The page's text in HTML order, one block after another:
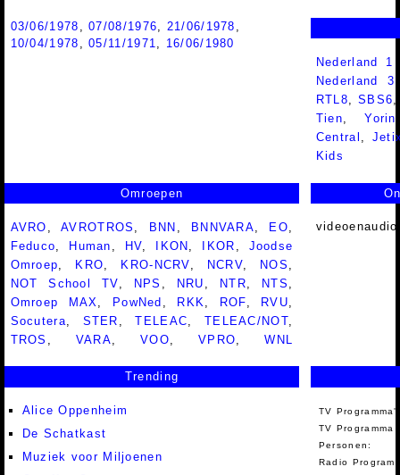
03/06/1978 ,07/08/1976 21/06/1978
10/04/1978 ,05/11/1971
16/06/1980
Nederland
Nederland
RTL8,SBS6
Tien,Yorin
Central ,
Kids
Omroepen
AVRO ,AVROTROS BNN BNNVARA EO
Feduco
Human HV IKON IKOR
Joodse
Omroep
KRO KRO-NCRV NCRV NOS
NOT School TV
NPS NRU NTR NTS
Omroep MAX
PowNed RKK ROF RVU
Socutera
STER ,TELEAC TELEAC/NOT
TROS
VARA ,VOO ,VPRO ,WNL
Trending
Alice Oppenheim
De Schatkast
Muziek voor Miljoenen
TV
TV Programma
Personen:
Radio